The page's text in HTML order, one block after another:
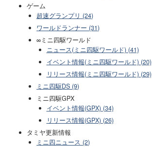
ゲーム
超速グランプリ (24)
ワールドランナー (31)
∞ミニ四駆ワールド
ニュース(ミニ四駆ワールド) (41)
イベント情報(ミニ四駆ワールド) (20)
リリース情報(ミニ四駆ワールド) (29)
ミニ四駆DS (9)
ミニ四駆GPX
イベント情報(GPX) (34)
リリース情報(GPX) (26)
タミヤ更新情報
ミニ四ニュース (2)